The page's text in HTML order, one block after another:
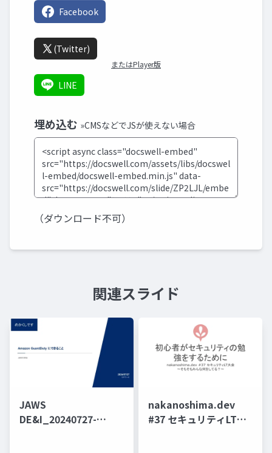
Facebook
(Twitter)
またはPlayer版
LINE
埋め込む »CMSなどでJSが使えない場合
（ダウンロード不可）
関連スライド
JAWS
DE&I_20240727-
nakanoshima.dev
#37 セキュリティLT大